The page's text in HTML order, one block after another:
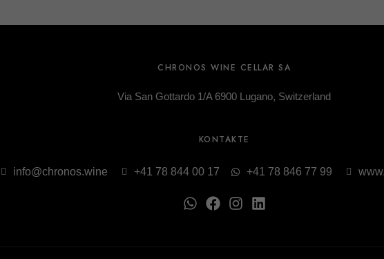
CHRONOS WINE CELLAR SA
Via San Gottardo 1/A 6900 Lugano, Switzerland
KONTAKTE
info@chronos.wine +41 78 844 00 17 +41 78 846 77 99